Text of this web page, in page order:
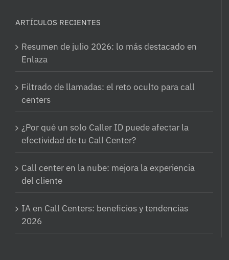
ARTÍCULOS RECIENTES
Resumen de julio 2026: lo más destacado en
Enlaza
Filtrado de llamadas: el reto oculto para call
centers
¿Por qué un solo Caller ID puede afectar la
efectividad de tu Call Center?
Call center en la nube: mejora la experiencia
del cliente
IA en Call Centers: beneficios y tendencias
2026